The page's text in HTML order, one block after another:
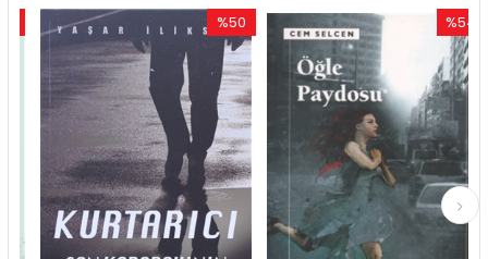
%50
İndirim
%50İndirim
%54
İndirim